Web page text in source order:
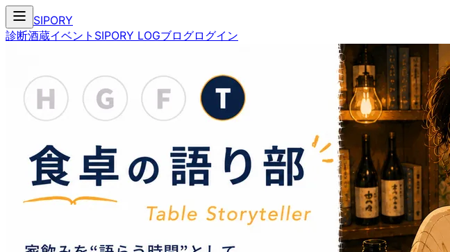
SIPORY
診断酒蔵イベント SIPORY LOGブログログイン